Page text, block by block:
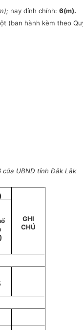
nay đính chính: 6(m).
(ban hành kèm theo
của UBND tỉnh Đắk Lắk
GHI
CHÚ